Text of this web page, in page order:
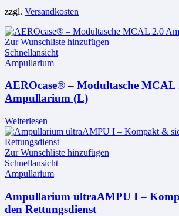
zzgl. Versandkosten
Zur Wunschliste hinzufügen
Schnellansicht
Ampullarium
AEROcase® – Modultasche MCAL
Ampullarium (L)
Weiterlesen
Zur Wunschliste hinzufügen
Schnellansicht
Ampullarium
Ampullarium ultraAMPU I –
den Rettungsdienst